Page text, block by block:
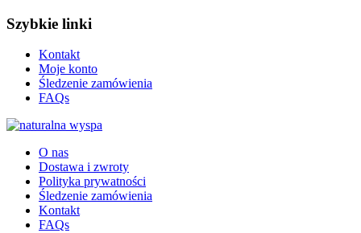
Szybkie linki
Kontakt
Moje konto
Śledzenie zamówienia
FAQs
O nas
Dostawa i zwroty
Polityka prywatności
Śledzenie zamówienia
Kontakt
FAQs